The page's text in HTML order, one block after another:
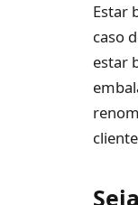
Estar
caso
estar